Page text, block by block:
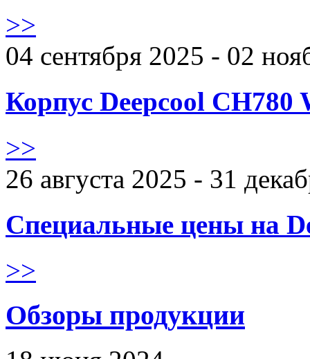
>>
04 сентября 2025 - 02
Корпус Deepcool CH780
>>
26 августа 2025 - 31
Специальные цены на
>>
Обзоры продукции